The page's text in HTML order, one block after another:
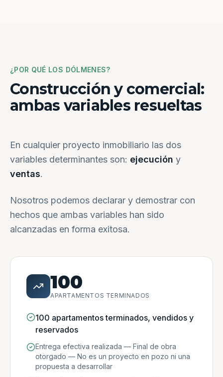
¿POR QUÉ LOS DÓLMENES?
Construcción y comercial:
ambas variables resueltas
En cualquier proyecto inmobiliario las dos
variables determinantes son: ejecución y
ventas.
Nosotros podemos declarar y demostrar con
hechos que ambas variables han sido
alcanzadas en forma exitosa.
100
APARTAMENTOS TERMINADOS
100 apartamentos terminados, vendidos y
reservados
Entrega efectiva realizada — Final de obra
otorgado — No es un proyecto en pozo ni una
propuesta a desarrollar